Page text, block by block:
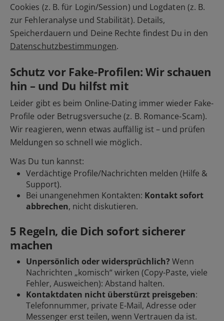
Cookies (z. B. für Login/Session) und Logdaten (z. B.
zur Fehleranalyse und Stabilität). Details,
Speicherdauern und Deine Rechte findest Du in den
Datenschutzbestimmungen.
Schutz vor Fake-Profilen: Wir schauen
hin – und Du hilfst mit
Leider gibt es beim Online-Dating immer wieder Fake-
Profile oder Betrugsversuche (z. B. Romance-Scam).
Wir reagieren, wenn etwas auffällig ist – und prüfen
Meldungen so schnell wie möglich.
Was Du tun kannst:
Verdächtige Profile/Nachrichten melden (Hilfe &
Support).
Bei unangenehmen Kontakten: Kontakt sofort
abbrechen, nicht diskutieren.
5 Regeln, die Dich sofort sicherer
machen
Unpersönlich oder widersprüchlich? Wenn
Nachrichten „komisch“ wirken (Copy-Paste, viele
Fehler, Ausweichen): Abstand halten.
Kontaktdaten nicht überstürzt preisgeben:
Telefonnummer, private E-Mail, Adresse oder
Messenger erst teilen, wenn Vertrauen da ist.